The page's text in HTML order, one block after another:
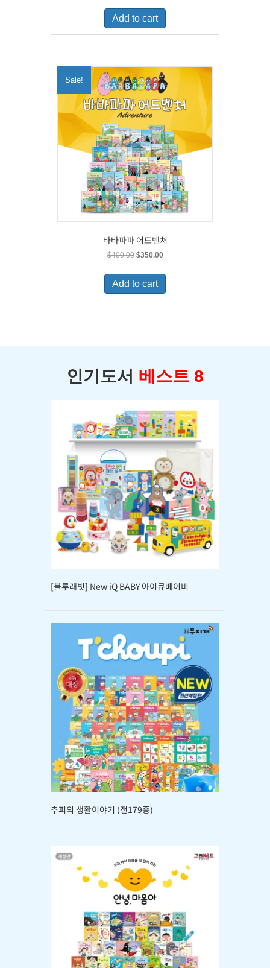
was:
$500.00.
is:
Add to cart
Sale!
바바파파 어드벤처
$400.00 Original
was:
$400.00.
$350.00Current
is:
Add to cart
인기도서 베스트 8
[블루래빗] New iQ BABY 아이큐베이비
추피의 생활이야기 (전179종)